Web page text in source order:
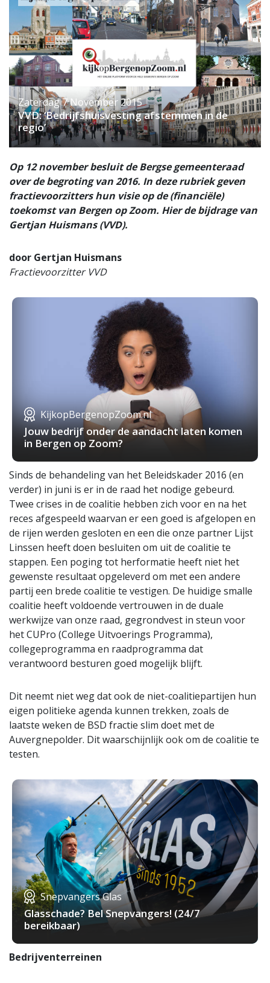
Zaterdag 7 November 2015
VVD: ‘Bedrijfshuisvesting afstemmen in de
regio’
Op 12 november besluit de Bergse gemeenteraad
over de begroting van 2016. In deze rubriek geven
fractievoorzitters hun visie op de (financiële)
toekomst van Bergen op Zoom. Hier de bijdrage van
Gertjan Huismans (VVD).
door Gertjan Huismans
Fractievoorzitter VVD
KijkopBergenopZoom.nl
Jouw bedrijf onder de aandacht laten komen
in Bergen op Zoom?
Sinds de behandeling van het Beleidskader 2016 (en
verder) in juni is er in de raad het nodige gebeurd.
Twee crises in de coalitie hebben zich voor en na het
reces afgespeeld waarvan er een goed is afgelopen en
de rijen werden gesloten en een die onze partner Lijst
Linssen heeft doen besluiten om uit de coalitie te
stappen. Een poging tot herformatie heeft niet het
gewenste resultaat opgeleverd om met een andere
partij een brede coalitie te vestigen. De huidige smalle
coalitie heeft voldoende vertrouwen in de duale
werkwijze van onze raad, gegrondvest in steun voor
het CUPro (College Uitvoerings Programma),
collegeprogramma en raadprogramma dat
verantwoord besturen goed mogelijk blijft.
Dit neemt niet weg dat ook de niet-coalitiepartijen hun
eigen politieke agenda kunnen trekken, zoals de
laatste weken de BSD fractie slim doet met de
Auvergnepolder. Dit waarschijnlijk ook om de coalitie te
testen.
Snepvangers Glas
Glasschade? Bel Snepvangers! (24/7
bereikbaar)
Bedrijventerreinen